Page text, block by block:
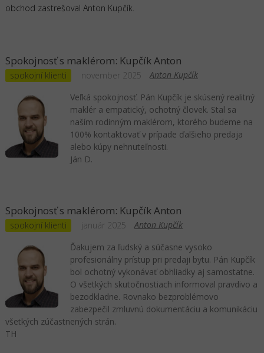
obchod zastrešoval Anton Kupčík.
Spokojnosť s maklérom: Kupčík Anton
spokojní klienti Anton Kupčík
november 2025
Veľká spokojnosť. Pán Kupčík je skúsený realitný
maklér a empatický, ochotný človek. Stal sa
naším rodinným maklérom, ktorého budeme na
100% kontaktovať v prípade ďalšieho predaja
alebo kúpy nehnuteľnosti.
Ján D.
Spokojnosť s maklérom: Kupčík Anton
spokojní klienti Anton Kupčík
január 2025
Ďakujem za ľudský a súčasne vysoko
profesionálny prístup pri predaji bytu. Pán Kupčík
bol ochotný vykonávať obhliadky aj samostatne.
O všetkých skutočnostiach informoval pravdivo a
bezodkladne. Rovnako bezproblémovo
zabezpečil zmluvnú dokumentáciu a komunikáciu
všetkých zúčastnených strán.
TH